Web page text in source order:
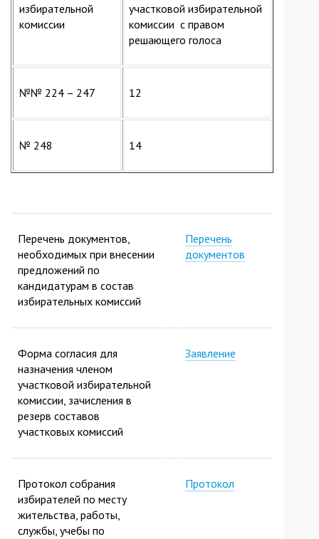
избирательной
комиссии
участковой избирательной
комиссии с правом
решающего голоса
№№ 224 – 247 12
№ 248 14
Перечень документов,
необходимых при внесении
предложений по
кандидатурам в состав
избирательных комиссий
Перечень
документов
Форма согласия для
назначения членом
участковой избирательной
комиссии, зачисления в
резерв составов
участковых комиссий
Заявление
Протокол собрания
избирателей по месту
жительства, работы,
службы, учебы по
Протокол